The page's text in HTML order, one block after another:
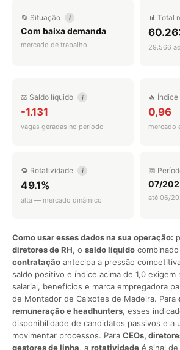
🔄 Situação i
Com baixa demanda
mercado de trabalho
📊 Total
29.566
⚖️ Saldo líquido i
-1.131
vagas geradas no período
🔥
0,96
mercado
🔁 Rotatividade i
49.1%
alta — mercado dinâmico
📅
07/
até 06/
Como usar esses dados na sua operação:
diretores de RH, o saldo líquido
contratação antecipa a pressão
saldo positivo e índice acima de 1,0 exigem
salarial, benefícios e marca empregadora
de Montador de Caixotes de Madeira. Para
remuneração e headhunters, esses
disponibilidade de candidatos passivos e a
movimentar processos. Para CEOs,
gestores de linha, a rotatividade é sinal de